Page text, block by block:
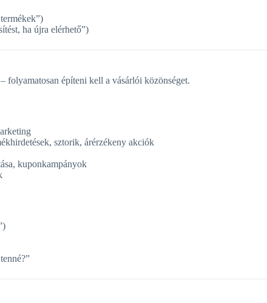
ha újra elérhető”)
folyamatosan építeni kell a vásárlói közönséget.
sztorik, árérzékeny akciók
kuponkampányok